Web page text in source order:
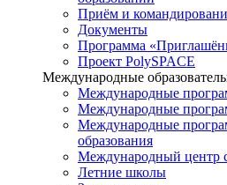
Приём и
Документы
Программа
Проект PolySPACE
Международные
Международные
Международные
Международные
образования
Международный центр
Летние школы